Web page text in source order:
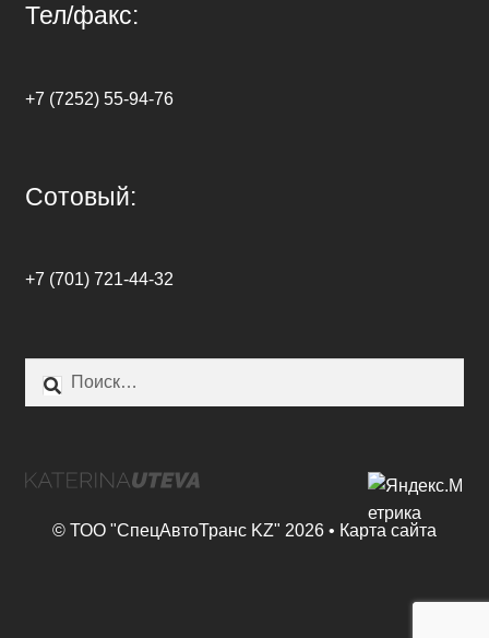
Тел/факс:
+7 (7252) 55-94-76
Сотовый:
+7 (701) 721-44-32
Найти:
© ТОО "СпецАвтоТранс KZ" 2026 • Карта сайта